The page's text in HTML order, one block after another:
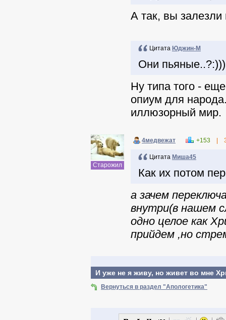
А так, вы
Цитата Юджин-М
Они пьяные..?:)))
Ну типа того -
опиум для
иллюзорный мир.
Старожил
4медвежат +153
Цитата Миша45
Как их потом
а зачем
внутри(в нашем
одно целое как
прийдем ,но
И уже не я живу, но живет во мне
Вернуться в раздел "Апологетика"